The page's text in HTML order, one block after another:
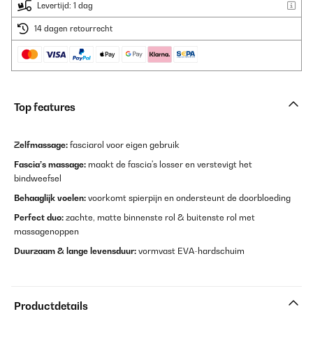
Levertijd: 1 dag
14 dagen retourrecht
Top features
Zelfmassage: fasciarol voor eigen gebruik
Fascia’s massage: maakt de fascia's losser en verstevigt het
bindweefsel
Behaaglijk voelen: voorkomt spierpijn en ondersteunt de doorbloeding
Perfect duo: zachte, matte binnenste rol & buitenste rol met
massagenoppen
Duurzaam & lange levensduur: vormvast EVA-hardschuim
Productdetails